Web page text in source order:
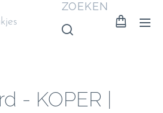
ZOEKEN
- KOPER |